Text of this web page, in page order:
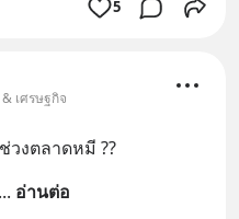
5
เศรษฐกิจ
วงตลาดหมี ??
อ่านต่อ